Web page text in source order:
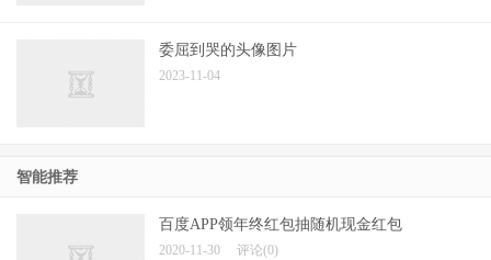
委屈到哭的头像图片
2023-11-04
智能推荐
百度APP领年终红包抽随机现金红包
2020-11-30 评论(0)